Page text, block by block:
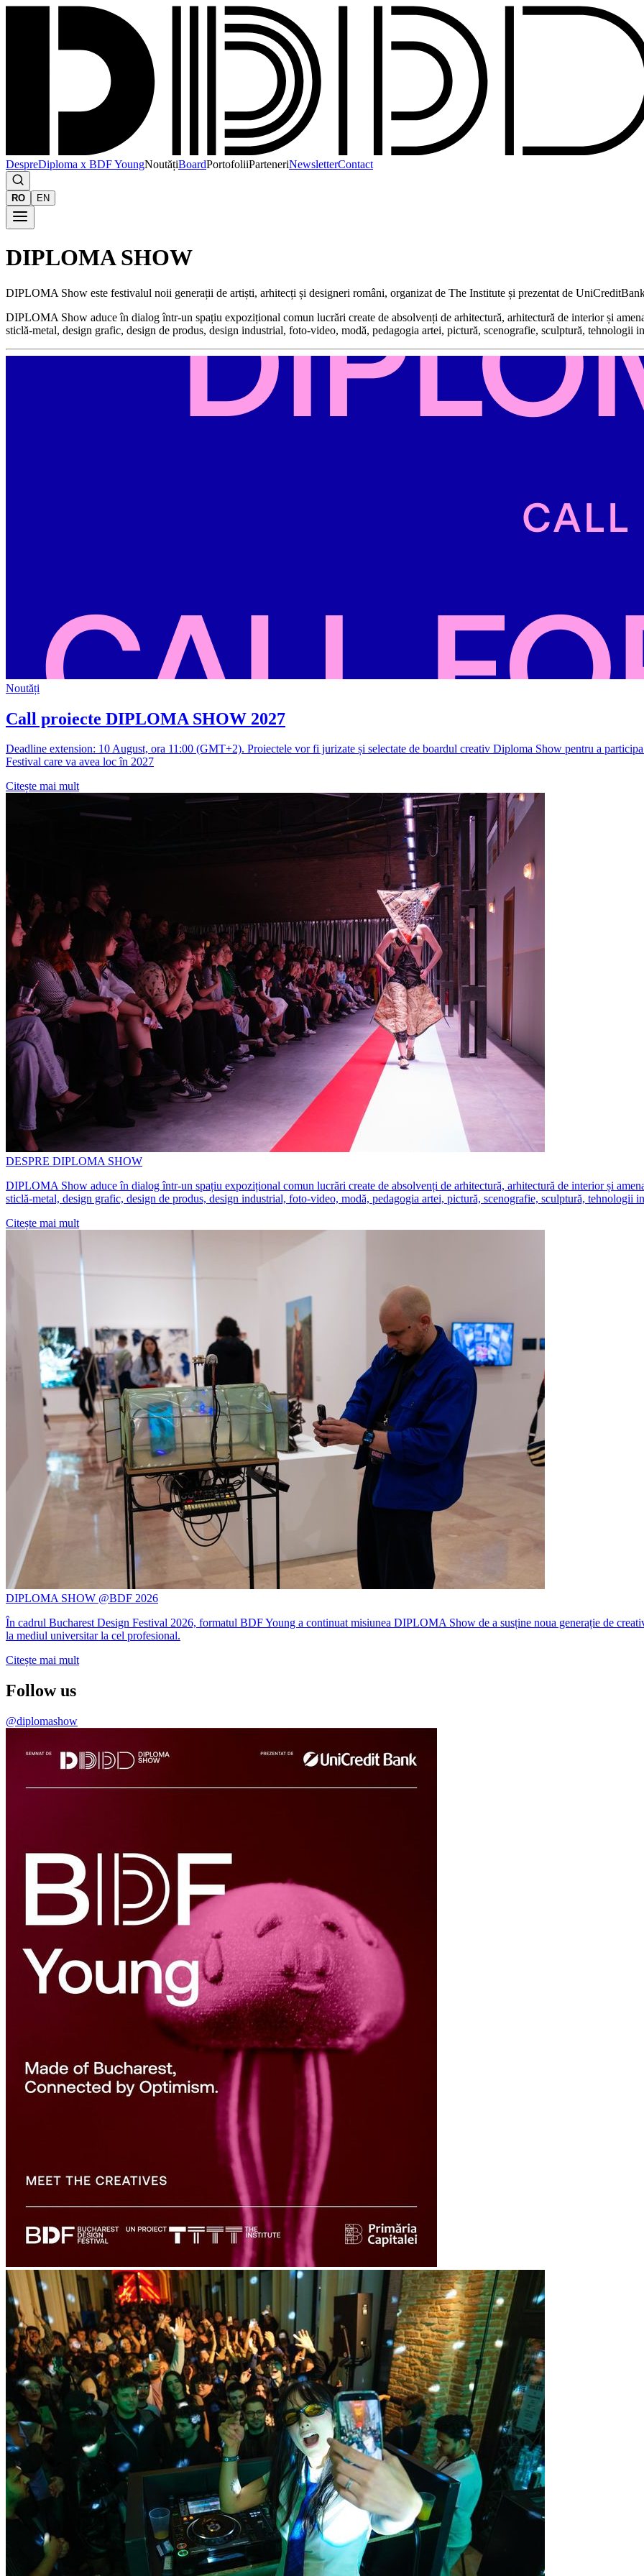
DespreDiploma x BDF YoungNoutățiBoardPortofoliiParteneriNewsletterContact
RO EN
DIPLOMA SHOW
DIPLOMA Show este festivalul noii generații de artiști, arhitecți și designeri români, organizat de The Institute și prezentat de
DIPLOMA Show aduce în dialog într-un spațiu expozițional comun lucrări create de absolvenți de arhitectură, arhitectură de interior și
sticlă-metal, design grafic, design de produs, design industrial, foto-video, modă, pedagogia artei, pictură, scenografie, sculptură, tehnologii
Noutăți
Call proiecte DIPLOMA SHOW 2027
Deadline extension: 10 August, ora 11:00 (GMT+2). Proiectele vor fi jurizate și selectate de boardul creativ Diploma Show pentru a
Festival care va avea loc în 2027
Citește mai mult
DESPRE DIPLOMA SHOW
DIPLOMA Show aduce în dialog într-un spațiu expozițional comun lucrări create de absolvenți de arhitectură, arhitectură de interior și
sticlă-metal, design grafic, design de produs, design industrial, foto-video, modă, pedagogia artei, pictură, scenografie, sculptură, tehnologii
Citește mai mult
DIPLOMA SHOW @BDF 2026
În cadrul Bucharest Design Festival 2026, formatul BDF Young a continuat misiunea DIPLOMA Show de a susține noua generație de
la mediul universitar la cel profesional.
Citește mai mult
Follow us
@diplomashow